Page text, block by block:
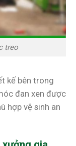
treo
kế bên trong
đan xen được
hợp vệ sinh an